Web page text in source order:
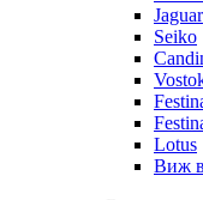
Jaguar
Seiko
Lotus
Виж